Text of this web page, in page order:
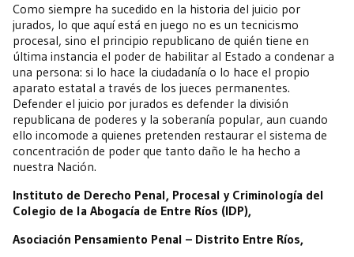
Como siempre ha sucedido en la historia del juicio por
jurados, lo que aquí está en juego no es un tecnicismo
procesal, sino el principio republicano de quién tiene en
última instancia el poder de habilitar al Estado a condenar a
una persona: si lo hace la ciudadanía o lo hace el propio
aparato estatal a través de los jueces permanentes.
Defender el juicio por jurados es defender la división
republicana de poderes y la soberanía popular, aun cuando
ello incomode a quienes pretenden restaurar el sistema de
concentración de poder que tanto daño le ha hecho a
nuestra Nación.
Instituto de Derecho Penal, Procesal y Criminología del
Colegio de la Abogacía de Entre Ríos (IDP),
Asociación Pensamiento Penal – Distrito Entre Ríos,